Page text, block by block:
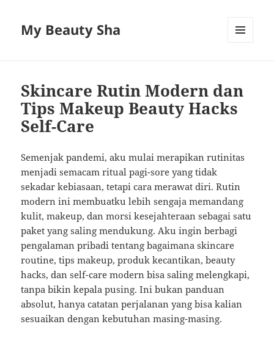
My Beauty Sha
Skincare Rutin Modern dan
Tips Makeup Beauty Hacks
Self-Care
Semenjak pandemi, aku mulai merapikan rutinitas
menjadi semacam ritual pagi-sore yang tidak
sekadar kebiasaan, tetapi cara merawat diri. Rutin
modern ini membuatku lebih sengaja memandang
kulit, makeup, dan morsi kesejahteraan sebagai satu
paket yang saling mendukung. Aku ingin berbagi
pengalaman pribadi tentang bagaimana skincare
routine, tips makeup, produk kecantikan, beauty
hacks, dan self-care modern bisa saling melengkapi,
tanpa bikin kepala pusing. Ini bukan panduan
absolut, hanya catatan perjalanan yang bisa kalian
sesuaikan dengan kebutuhan masing-masing.